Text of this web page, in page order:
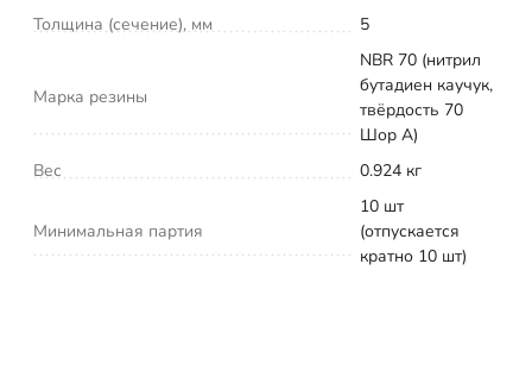
Толщина (сечение), мм
5
Марка резины
NBR 70 (нитрил
бутадиен каучук,
твёрдость 70
Шор А)
Вес
0.924 кг
Минимальная партия
10 шт
(отпускается
кратно 10 шт)